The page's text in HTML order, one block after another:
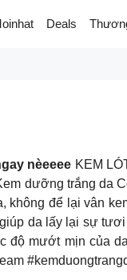
Deals
nèeeee KEM
dưỡng trắng da
không để lại vân
da lấy lại sự
độ mướt mịn của